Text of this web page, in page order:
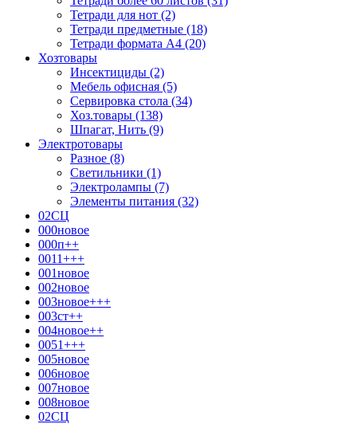
Тетради для нот (2)
Тетради предметные (18)
Тетради формата А4 (20)
Хозтовары
Инсектициды (2)
Мебель офисная (5)
Сервировка стола (34)
Хоз.товары (138)
Шпагат, Нить (9)
Электротовары
Разное (8)
Светильники (1)
Электролампы (7)
Элементы питания (32)
02СЦ
000новое
000п++
0011+++
001новое
002новое
003новое+++
003ст++
004новое++
0051+++
005новое
006новое
007новое
008новое
02СЦ